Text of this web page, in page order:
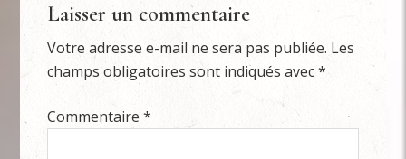
Laisser un commentaire
Votre adresse e-mail ne sera pas publiée. Les
champs obligatoires sont indiqués avec*
Commentaire*